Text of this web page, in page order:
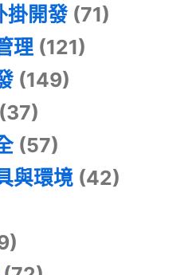
掛開發(71)
理(121)
(149)
(57)
與環境(42)